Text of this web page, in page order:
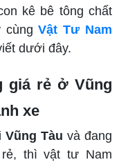
kê bê tông chất
cùngVật Tư Nam
dưới đây.
giá rẻ ở Vũng
xe
Vũng Tàu và đang
thì vật tư Nam